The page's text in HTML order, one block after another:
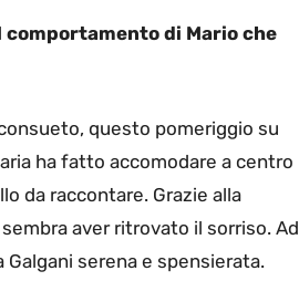
comportamento di Mario che
questo pomeriggio su
ha fatto accomodare a centro
da raccontare. Grazie alla
aver ritrovato il sorriso. Ad
serena e spensierata.